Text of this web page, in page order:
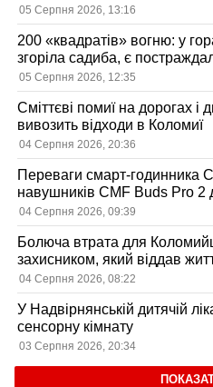
05 Серпня 2026, 13:16
200 «квадратів» вогню: у
згоріла садиба, є
05 Серпня 2026, 12:35
Сміттєві помиї на дорогах
вивозить відходи в Коломиї
04 Серпня 2026, 20:36
Переваги смарт-годинника
навушників CMF Buds Pro 2
користувачів
04 Серпня 2026, 09:39
Болюча втрата для
захисником, який віддав
04 Серпня 2026, 08:22
У Надвірнянській дитячій
сенсорну кімнату
03 Серпня 2026, 20:34